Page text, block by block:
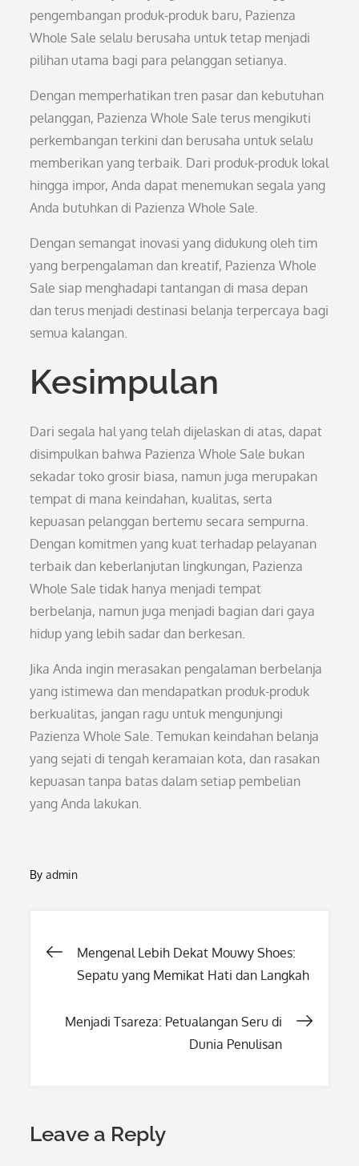
pengembangan produk-produk baru, Pazienza
Whole Sale selalu berusaha untuk tetap menjadi
pilihan utama bagi para pelanggan setianya.
Dengan memperhatikan tren pasar dan kebutuhan
pelanggan, Pazienza Whole Sale terus mengikuti
perkembangan terkini dan berusaha untuk selalu
memberikan yang terbaik. Dari produk-produk lokal
hingga impor, Anda dapat menemukan segala yang
Anda butuhkan di Pazienza Whole Sale.
Dengan semangat inovasi yang didukung oleh tim
yang berpengalaman dan kreatif, Pazienza Whole
Sale siap menghadapi tantangan di masa depan
dan terus menjadi destinasi belanja terpercaya bagi
semua kalangan.
Kesimpulan
Dari segala hal yang telah dijelaskan di atas, dapat
disimpulkan bahwa Pazienza Whole Sale bukan
sekadar toko grosir biasa, namun juga merupakan
tempat di mana keindahan, kualitas, serta
kepuasan pelanggan bertemu secara sempurna.
Dengan komitmen yang kuat terhadap pelayanan
terbaik dan keberlanjutan lingkungan, Pazienza
Whole Sale tidak hanya menjadi tempat
berbelanja, namun juga menjadi bagian dari gaya
hidup yang lebih sadar dan berkesan.
Jika Anda ingin merasakan pengalaman berbelanja
yang istimewa dan mendapatkan produk-produk
berkualitas, jangan ragu untuk mengunjungi
Pazienza Whole Sale. Temukan keindahan belanja
yang sejati di tengah keramaian kota, dan rasakan
kepuasan tanpa batas dalam setiap pembelian
yang Anda lakukan.
Byadmin
Post
Mengenal Lebih Dekat Mouwy Shoes:
Sepatu yang Memikat Hati dan Langkah
Menjadi Tsareza: Petualangan Seru di
Dunia Penulisan
Leave a Reply